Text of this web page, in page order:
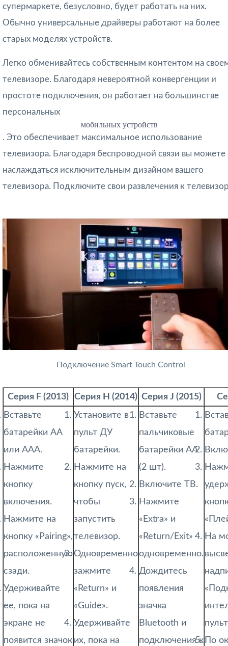
супермаркете, безусловно, будет работать на них.
Обычно универсальные драйверы работают на более
старых моделях устройств.
Легко обменивайтесь собственным контентом на
телевизоре. Благодаря невероятной конвергенции и
простоте подключения, он работает на большинстве
персональных
мобильных устройств
. Это обеспечивает максимальное использование
телевизора. Благодаря беспроводной связи вы можете
наслаждаться исключительным дизайном вашего
телевизора. Подключите свои развлечения к
Подключение Smart Touch Control
Серия F (2013) Серия H (2014) Серия J (2015)
Вставьте
батарейки АА
или ААА.
Нажмите
кнопку
включения.
Нажмите на
кнопку «Pairing»,
расположенную
сзади.
Удерживайте
ее, пока на
экране не
появится значок
Установите в
пульт ДУ
батарейки.
Нажмите на
кнопку пуск,
чтобы
запустить
телевизор.
Одновременно
зажмите
«Return» и
«Guide».
Удерживайте
их, пока на
Вставьте
пальчиковые
батарейки AA
(2 шт).
Включите ТВ.
Нажмите
«Extra» и
«Return/Exit»
одновременно.
Дождитесь
появления
значка
Bluetooth и
подключения к
На
По